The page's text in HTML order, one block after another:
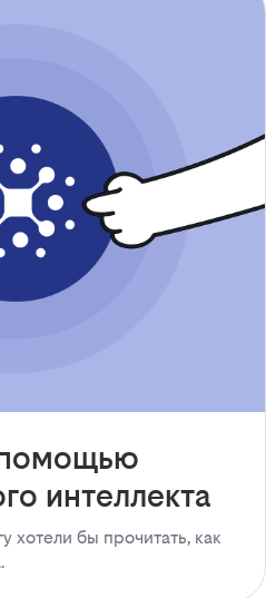
помощью
интеллекта
хотели бы прочитать, как